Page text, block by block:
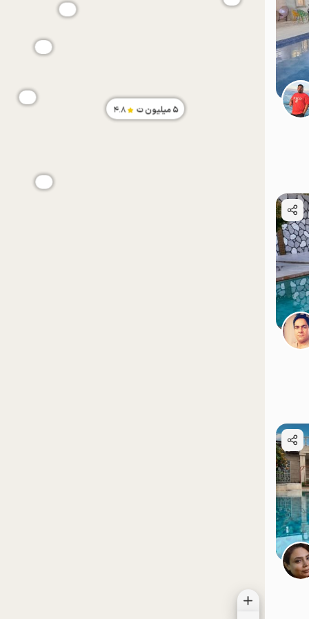
5میلیون ت 4.8